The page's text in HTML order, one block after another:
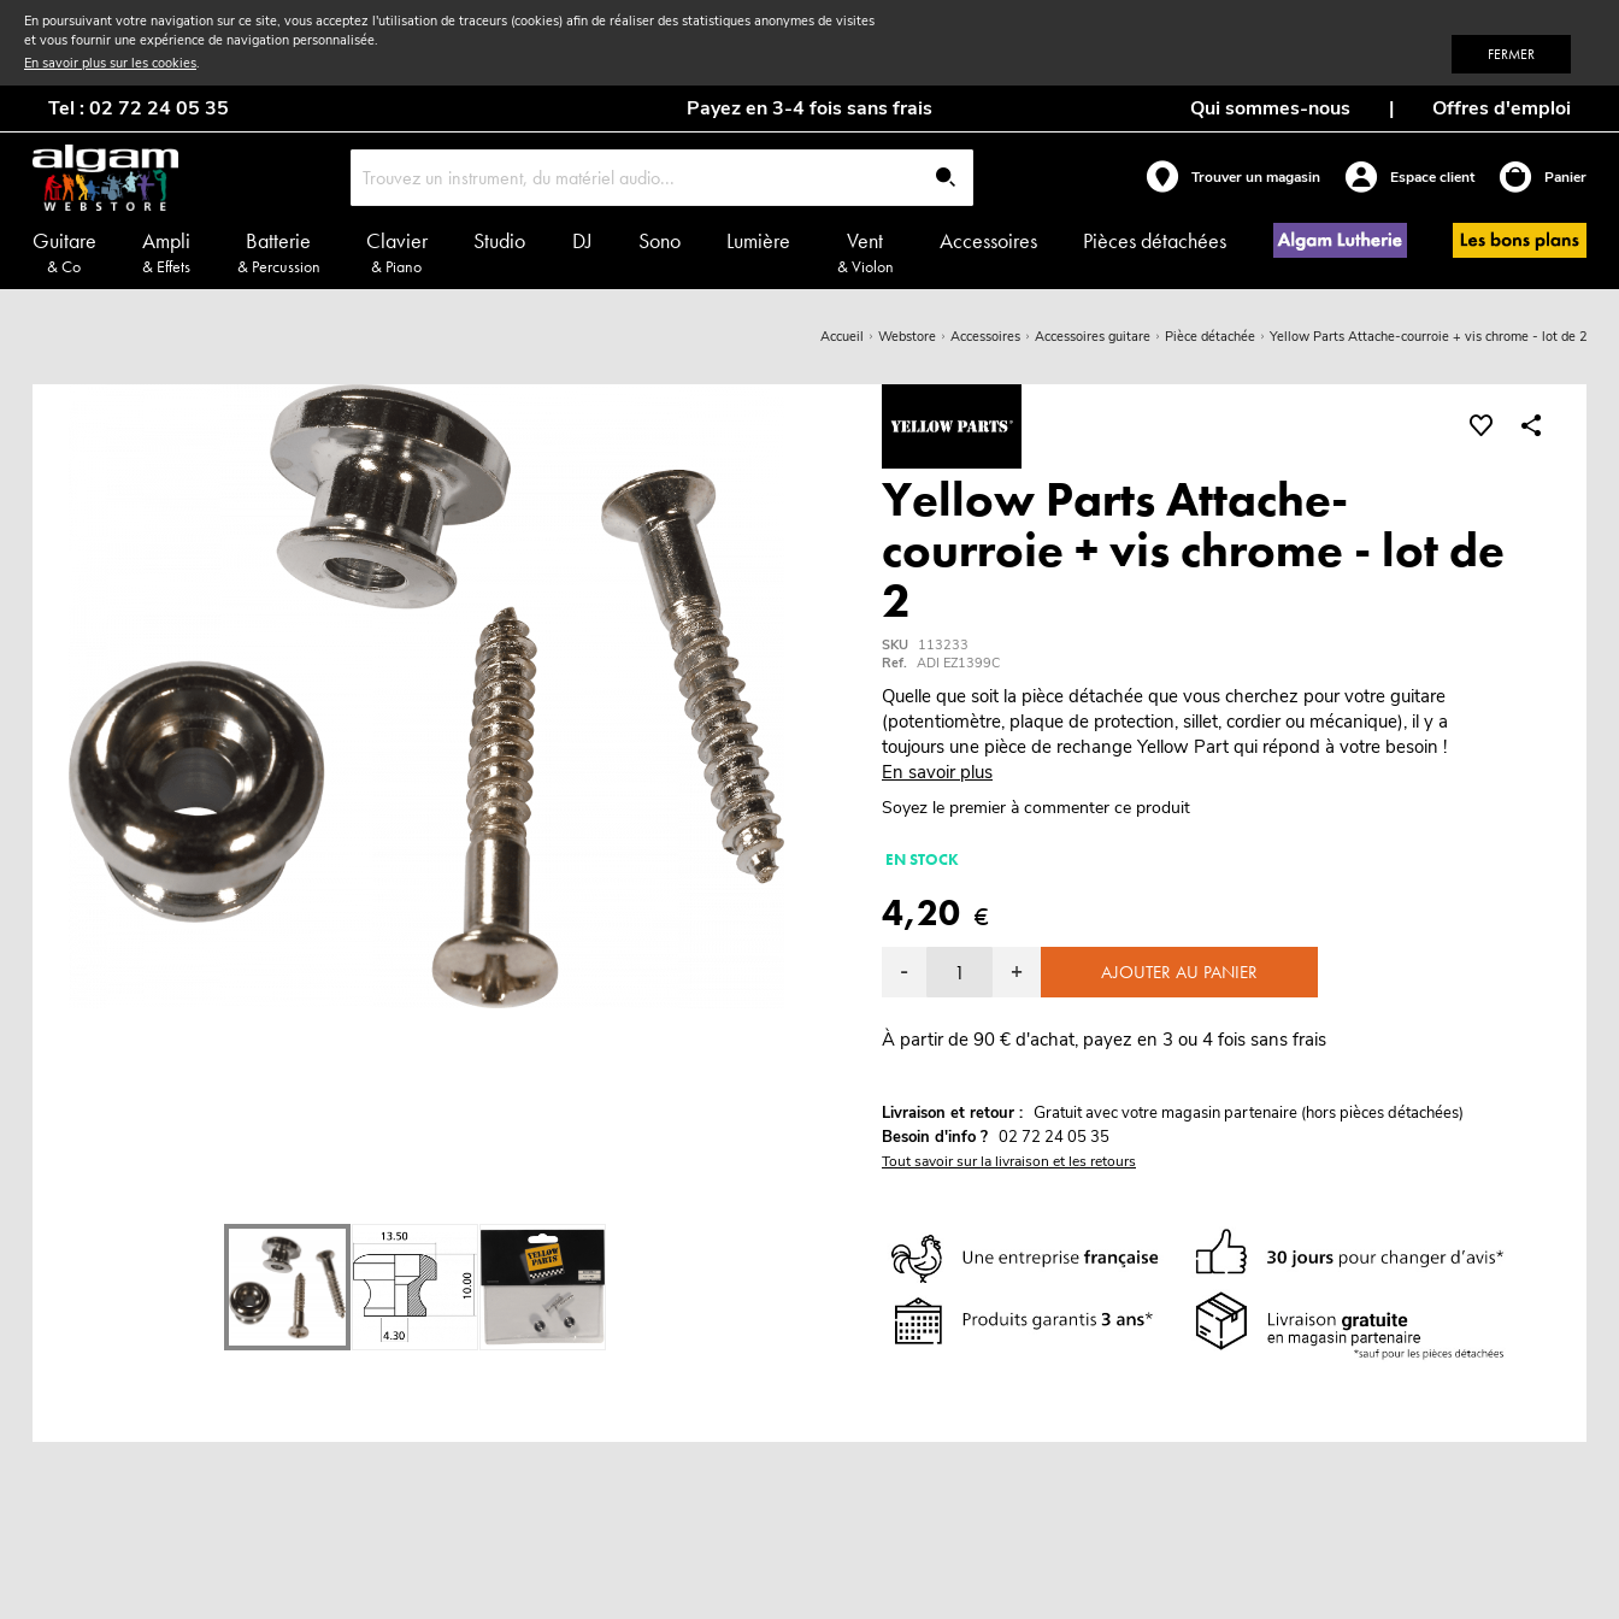
En poursuivant votre navigation sur ce site, vous acceptez l'utilisation de traceurs (cookies) afin de réaliser des statistiques anonymes de visites
et vous fournir une expérience de navigation personnalisée.
En savoir plus sur les cookies. FERMER
Tel : 02 72 24 05 35 Payez en 3-4 fois sans frais Qui sommes-nous | Offres d'emploi
Trouver un magasin Espace client Panier
Guitare
& Co
Ampli
& Effets
Batterie
& Percussion
Clavier
& Piano
Studio DJ Sono Lumière Vent
& Violon
Accessoires Pièces détachées
Accueil Webstore Accessoires Accessoires guitare Pièce détachée Yellow Parts Attache-courroie + vis chrome - lot de 2
Yellow Parts Attache-
courroie + vis chrome - lot de
2
SKU 113233
Ref. ADI EZ1399C
Quelle que soit la pièce détachée que vous cherchez pour votre guitare
(potentiomètre, plaque de protection, sillet, cordier ou mécanique), il y a
toujours une pièce de rechange Yellow Part qui répond à votre besoin !
En savoir plus
Soyez le premier à commenter ce produit
EN STOCK
4,20 €
- + AJOUTER AU PANIER
À partir de 90 € d'achat, payez en 3 ou 4 fois sans frais
Livraison et retour : Gratuit avec votre magasin partenaire (hors pièces détachées)
Besoin d'info ? 02 72 24 05 35
Tout savoir sur la livraison et les retours